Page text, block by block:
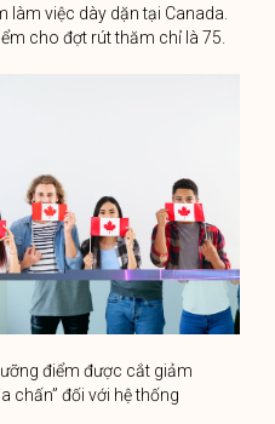
làm việc dày dặn tại Canada.
cho đợt rút thăm chỉ là 75.
điểm được cắt giảm
chấn” đối với hệ thống